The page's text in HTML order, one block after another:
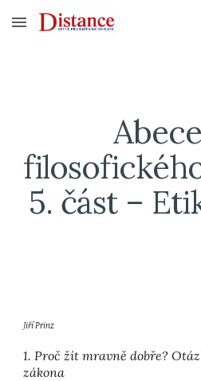
Skip to main content
5. část –
Jiří Prinz
1. Proč žít mravně dobře?
zákona